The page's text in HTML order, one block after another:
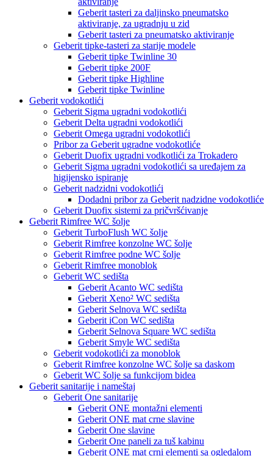
Geberit tasteri za daljinsko pneumatsko
aktiviranje, za ugradnju u zid
Geberit tasteri za pneumatsko aktiviranje
Geberit tipke-tasteri za starije modele
Geberit tipke Twinline 30
Geberit tipke 200F
Geberit tipke Highline
Geberit tipke Twinline
Geberit vodokotlići
Geberit Sigma ugradni vodokotlići
Geberit Delta ugradni vodokotlići
Geberit Omega ugradni vodokotlići
Pribor za Geberit ugradne vodokotliće
Geberit Duofix ugradni vodkotlići za Trokadero
Geberit Sigma ugradni vodokotlići sa uređajem za
higijensko ispiranje
Geberit nadzidni vodokotlići
Dodadni pribor za Geberit nadzidne vodokotliće
Geberit Duofix sistemi za pričvršćivanje
Geberit Rimfree WC šolje
Geberit TurboFlush WC šolje
Geberit Rimfree konzolne WC šolje
Geberit Rimfree podne WC šolje
Geberit Rimfree monoblok
Geberit WC sedišta
Geberit Acanto WC sedišta
Geberit Xeno² WC sedišta
Geberit Selnova WC sedišta
Geberit iCon WC sedišta
Geberit Selnova Square WC sedišta
Geberit Smyle WC sedišta
Geberit vodokotlići za monoblok
Geberit Rimfree konzolne WC šolje sa daskom
Geberit WC šolje sa funkcijom bidea
Geberit sanitarije i nameštaj
Geberit One sanitarije
Geberit ONE montažni elementi
Geberit ONE mat crne slavine
Geberit One slavine
Geberit One paneli za tuš kabinu
Geberit ONE mat crni elementi sa ogledalom